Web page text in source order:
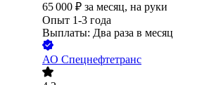
65 000 ₽ за месяц, на руки
Опыт 1-3 года
Выплаты: Два раза в месяц
АО Спецнефтетранс